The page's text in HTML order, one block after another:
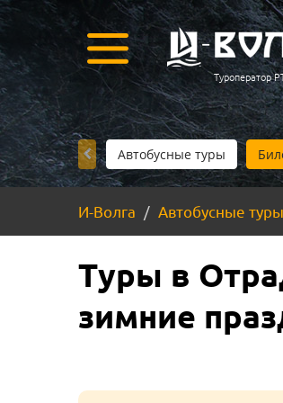
Туроператор
Автобусные туры
И-Волга Автобусные туры
Туры в
зимние